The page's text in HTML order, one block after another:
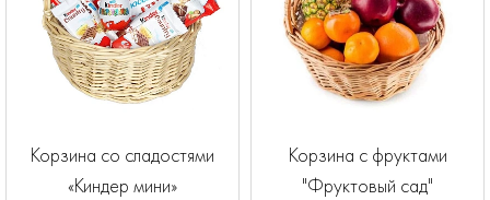
Корзина со сладостями
«Киндер мини»
Корзина с фруктами
"Фруктовый сад"